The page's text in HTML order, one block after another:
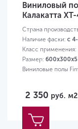
Виниловый
Калакатта
Страна
Наличие фаски: с
Класс применения:
Размер:
Виниловые полы
2 350 руб. м2